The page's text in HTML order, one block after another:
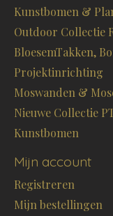
Kunstbomen &
Outdoor Collectie
BloesemTakken,
Projektinrichting
Moswanden &
Nieuwe Collectie
Kunstbomen
Mijn account
Registreren
Mijn bestellingen